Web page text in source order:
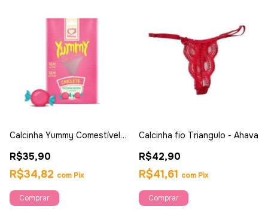
Calcinha Yummy Comestível
Fantasy
R$35,90
R$34,82 com Pix
Calcinha fio Triangulo - Ahava
R$42,90
R$41,61 com Pix
Comprar